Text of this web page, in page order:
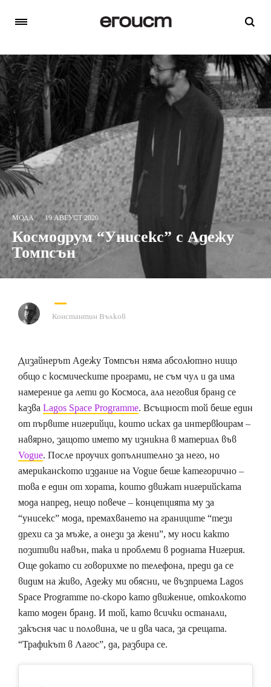
МОДА 19 АВГУСТ 2020
Космодрум “Унисекс” с Адежу
Томпсън
Константин Вълков
Дизайнерът Адежу Томпсън няма абсолютно нищо
общо с космическите програми, не съм чул и да има
намерение да лети до Космоса, ала неговия бранд се
казваLagos Space Programme. Всъщност той беше един
от първите нигерийци, които исках да интервюирам –
навярно, защото името му изникна в материал във
Voguе. После проучих допълнително за него, но
американското издание на Vogue беше категорично –
това е един от хората, които движат нигерийската
мода напред, нещо повече – концепцията му за
“унисекс” мода, премахването на границите “тези
дрехи са за мъже, а онези за жени”, му носи както
позитиви навън, така и проблеми в родната Нигерия.
Още докато си говорихме по телефона, преди да се
видим на живо, Адежу ми обясни, че възприема Lagos
Space Programme по-скоро като движение, отколкото
като моден бранд. И той, като всички останали,
закъсня час и половина, че и два часа, за срещата.
“Трафикът в Лагос”, да, разбира се.